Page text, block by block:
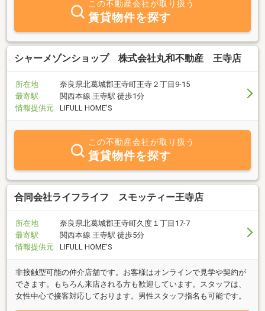
この不動産会社が取り扱う
賃貸物件を探す
シャーメゾンショップ 株式会社丸和不動産 王寺店
所在地
奈良県北葛城郡王寺町王寺２丁目9-15
最寄駅
関西本線 王寺駅 徒歩1分
情報提供元
LIFULL HOME'S
この不動産会社が取り扱う
賃貸物件を探す
合同会社ライフライフ スモッティー王寺店
所在地
奈良県北葛城郡王寺町久度１丁目17-7
最寄駅
関西本線 王寺駅 徒歩5分
情報提供元
LIFULL HOME'S
非接触型可能の仲介店舗です。お客様はオンラインで見学や契約が
できます。もちろん来店される方も歓迎しています。スタッフは、
女性中心で接客対応しております。男性スタッフ指名も可能です。